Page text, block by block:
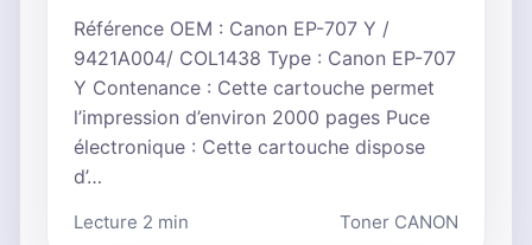
Référence OEM : Canon EP-707 Y /
9421A004/ COL1438 Type : Canon EP-707
Y Contenance : Cette cartouche permet
l’impression d’environ 2000 pages Puce
électronique : Cette cartouche dispose
d’…
Lecture 2 min Toner CANON